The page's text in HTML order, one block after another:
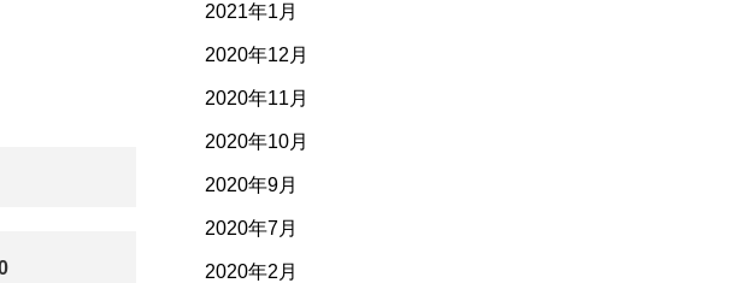
2021年1月
2020年12月
2020年11月
2020年10月
2020年9月
2020年7月
2020年2月